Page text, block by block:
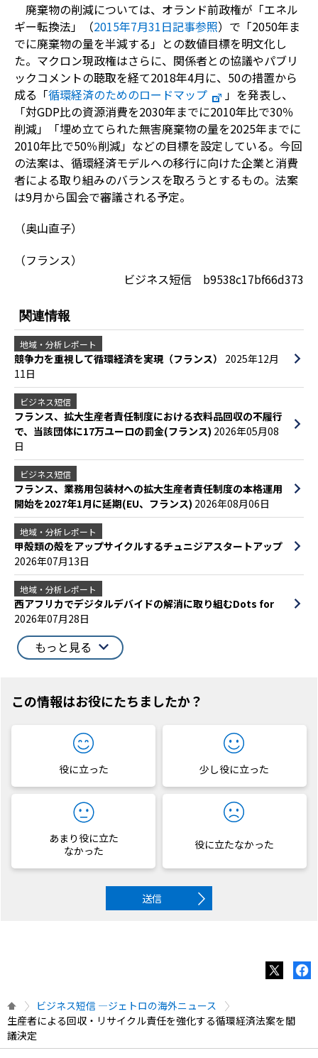
廃棄物の削減については、オランド前政権が「エネル
ギー転換法」（2015年7月31日記事参照）で「2050年ま
でに廃棄物の量を半減する」との数値目標を明文化し
た。マクロン現政権はさらに、関係者との協議やパブリ
ックコメントの聴取を経て2018年4月に、50の措置から
成る「循環経済のためのロードマップ
」を発表し、
「対GDP比の資源消費を2030年までに2010年比で30％
削減」「埋め立てられた無害廃棄物の量を2025年までに
2010年比で50％削減」などの目標を設定している。今回
の法案は、循環経済モデルへの移行に向けた企業と消費
者による取り組みのバランスを取ろうとするもの。法案
は9月から国会で審議される予定。
（奥山直子）
（フランス）
ビジネス短信 b9538c17bf66d373
関連情報
地域・分析レポート
競争力を重視して循環経済を実現（フランス） 2025年12月
11日
ビジネス短信
フランス、拡大生産者責任制度における衣料品回収の不履行
で、当該団体に17万ユーロの罰金(フランス) 2026年05月08
日
ビジネス短信
フランス、業務用包装材への拡大生産者責任制度の本格運用
開始を2027年1月に延期(EU、フランス) 2026年08月06日
地域・分析レポート
甲殻類の殻をアップサイクルするチュニジアスタートアップ
2026年07月13日
地域・分析レポート
西アフリカでデジタルデバイドの解消に取り組むDots for
2026年07月28日
もっと見る
この情報はお役にたちましたか？
役に立った 少し役に立った
あまり役に立た
なかった
役に立たなかった
送信
ビジネス短信 ―ジェトロの海外ニュース
生産者による回収・リサイクル責任を強化する循環経済法案を閣
議決定